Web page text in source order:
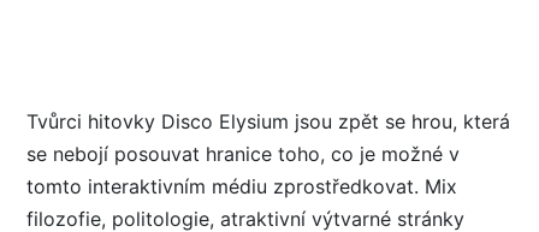
Tvůrci hitovky Disco Elysium jsou zpět se hrou, která
se nebojí posouvat hranice toho, co je možné v
tomto interaktivním médiu zprostředkovat. Mix
filozofie, politologie, atraktivní výtvarné stránky